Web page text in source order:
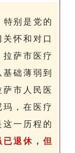
别是党的
怀和对口
萨市医疗
础薄弱到
市人民医
，在医疗
一历程的
已退休，但